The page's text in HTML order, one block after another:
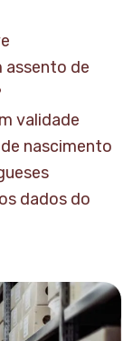
assento de
validade
nascimento
dados do